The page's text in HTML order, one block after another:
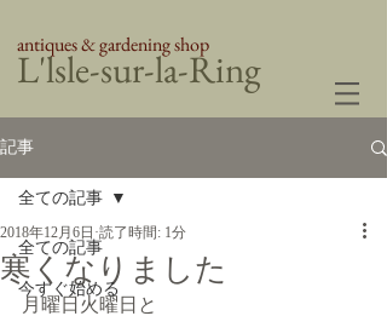
​L'lsle-sur-la-Ring
antiques & gardening shop
記事
全ての記事
今すぐ始める
全ての記事
寒くなりました
2018年12月6日 読了時間: 1分
月曜日火曜日と